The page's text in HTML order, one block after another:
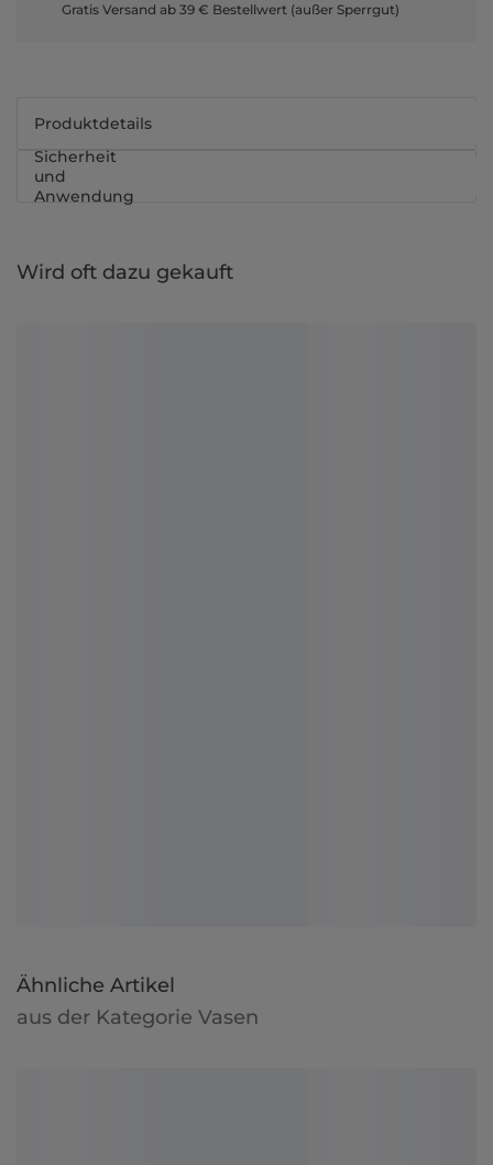
Gratis Versand ab 39 € Bestellwert (außer Sperrgut)
Produktdetails
Sicherheit
und
Anwendung
Wird oft dazu gekauft
Ähnliche Artikel
aus der Kategorie Vasen